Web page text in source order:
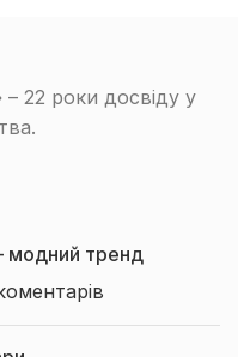
22 роки досвіду у
модний тренд